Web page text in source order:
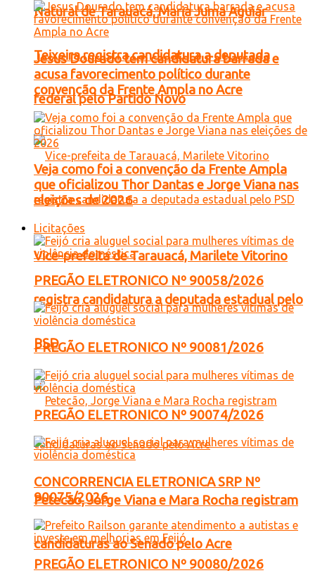
Natural de Tarauacá, Maria Juma Aguiar
Teixeira registra candidatura a deputada
federal pelo Partido Novo
Vice-prefeita de Tarauacá, Marilete Vitorino
registra candidatura a deputada estadual pelo
PSD
Petecão, Jorge Viana e Mara Rocha registram
candidaturas ao Senado pelo Acre
Jesus Dourado tem candidatura barrada e
acusa favorecimento político durante
convenção da Frente Ampla no Acre
Veja como foi a convenção da Frente Ampla
que oficializou Thor Dantas e Jorge Viana nas
eleições de 2026
Licitações
PREGÃO ELETRONICO Nº 90058/2026
PREGÃO ELETRONICO Nº 90081/2026
PREGÃO ELETRONICO Nº 90074/2026
CONCORRENCIA ELETRONICA SRP Nº
90075/2026
PREGÃO ELETRONICO Nº 90080/2026